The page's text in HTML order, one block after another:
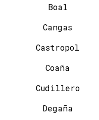
Boal
Cangas
Castropol
Coaña
Cudillero
Degaña